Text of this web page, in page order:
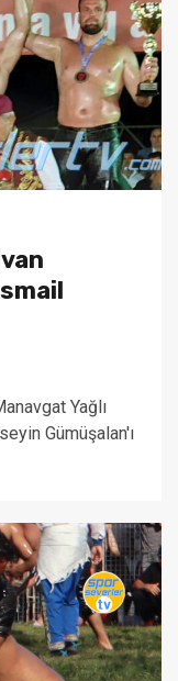
Yağlı
Gümüşalan'ı